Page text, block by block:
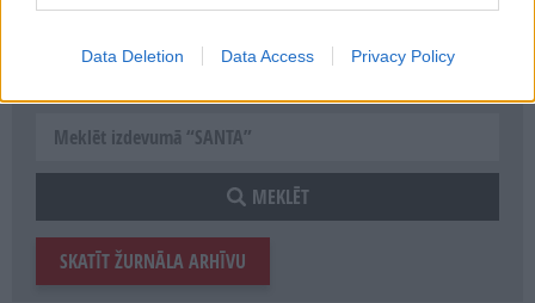
Data Deletion Data Access Privacy Policy
MEKLĒT
SKATĪT ŽURNĀLA ARHĪVU